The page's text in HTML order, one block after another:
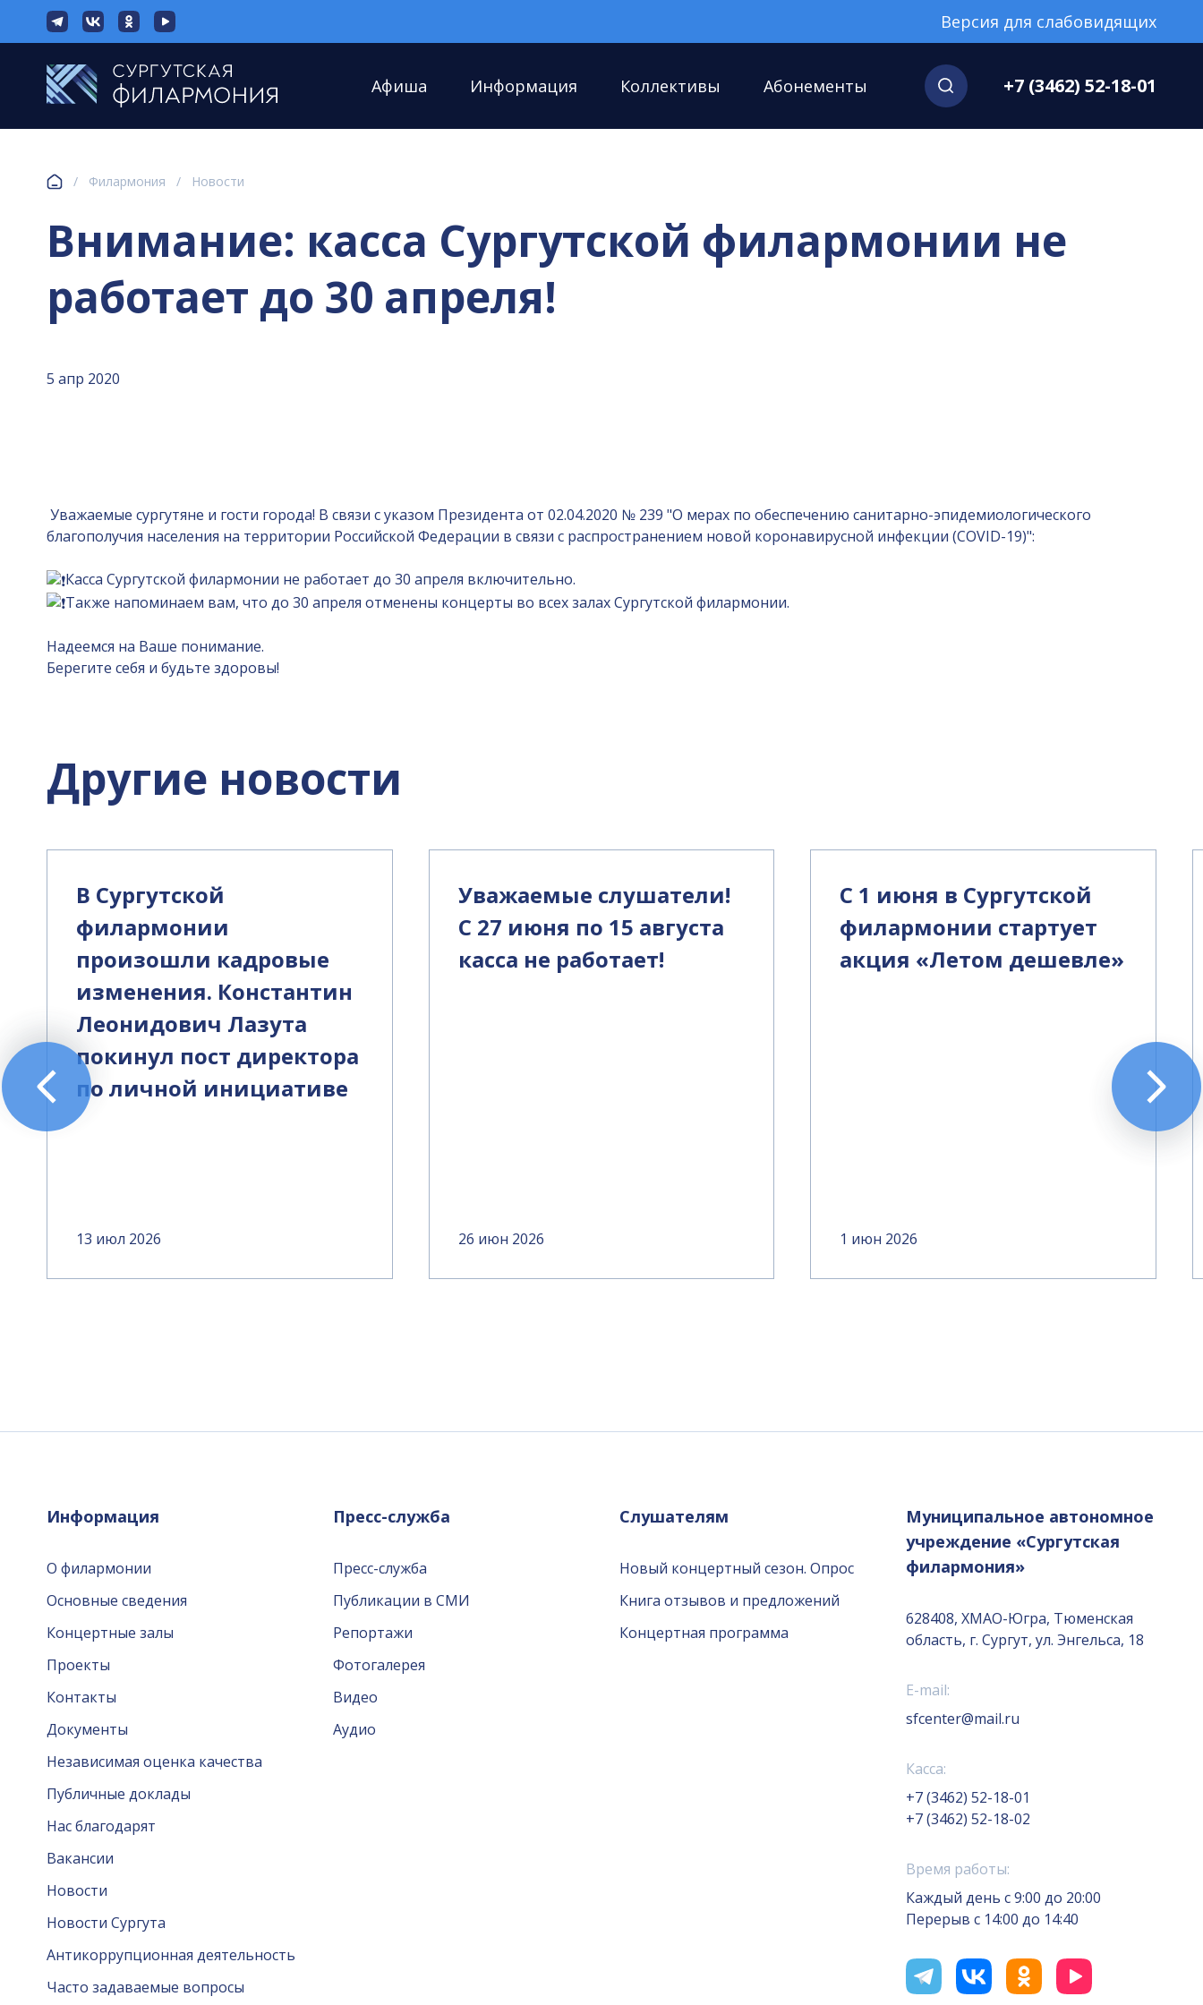
Версия для слабовидящих
Афиша Информация Коллективы Абонементы +7 (3462) 52-18-01
/ Филармония / Новости
Внимание: касса Сургутской филармонии не
работает до 30 апреля!
5 апр 2020
Уважаемые сургутяне и гости города! В связи с указом Президента от 02.04.2020 № 239 "О мерах по обеспечению санитарно-эпидемиологического
благополучия населения на территории Российской Федерации в связи с распространением новой коронавирусной инфекции (COVID-19)":
Касса Сургутской филармонии не работает до 30 апреля включительно.
Также напоминаем вам, что до 30 апреля отменены концерты во всех залах Сургутской филармонии.
Надеемся на Ваше понимание.
Берегите себя и будьте здоровы!
Другие новости
В Сургутской
филармонии
произошли кадровые
изменения. Константин
Леонидович Лазута
покинул пост директора
по личной инициативе
13 июл 2026
Уважаемые слушатели!
С 27 июня по 15 августа
касса не работает!
26 июн 2026
С 1 июня в Сургутской
филармонии стартует
акция «Летом дешевле»
1 июн 2026
Информация
О филармонии
Основные сведения
Концертные залы
Проекты
Контакты
Документы
Независимая оценка качества
Публичные доклады
Нас благодарят
Вакансии
Новости
Новости Сургута
Антикоррупционная деятельность
Часто задаваемые вопросы
Пресс-служба
Пресс-служба
Публикации в СМИ
Репортажи
Фотогалерея
Видео
Аудио
Слушателям
Новый концертный сезон. Опрос
Книга отзывов и предложений
Концертная программа
Муниципальное автономное
учреждение «Сургутская
филармония»
628408, ХМАО-Югра, Тюменская
область, г. Сургут, ул. Энгельса, 18
E-mail:
sfcenter@mail.ru
Касса:
+7 (3462) 52-18-01
+7 (3462) 52-18-02
Время работы:
Каждый день с 9:00 до 20:00
Перерыв с 14:00 до 14:40